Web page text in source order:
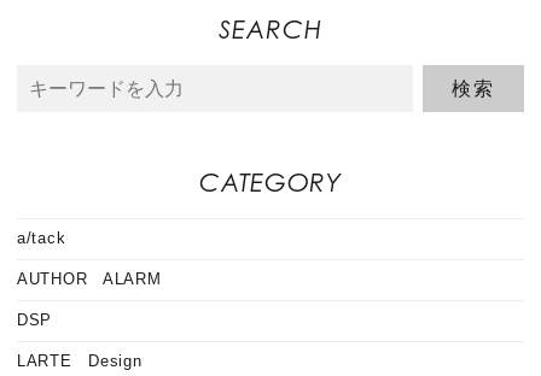
SEARCH
CATEGORY
a/tack
AUTHOR ALARM
DSP
LARTE Design